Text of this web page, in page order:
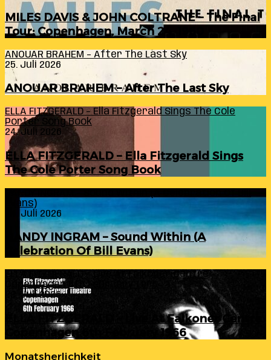
MILES DAVIS & JOHN COLTRANE – The Final
Tour: Copenhagen, March 24, 1960
ANOUAR BRAHEM – After The Last Sky
25. Juli 2026
ANOUAR BRAHEM – After The Last Sky
ELLA FITZGERALD – Ella Fitzgerald Sings The Cole
Porter Song Book
24. Juli 2026
ELLA FITZGERALD – Ella Fitzgerald Sings
The Cole Porter Song Book
Evans)
24. Juli 2026
RANDY INGRAM – Sound Within (A
Celebration Of Bill Evans)
ELLA FITZGERALD – Live At Falkoner Centre
Copenhagen 6th February 1966
23. Juli 2026
ELLA FITZGERALD – Live At Falkoner Centre
Copenhagen 6th February 1966
Monatsherlichkeit